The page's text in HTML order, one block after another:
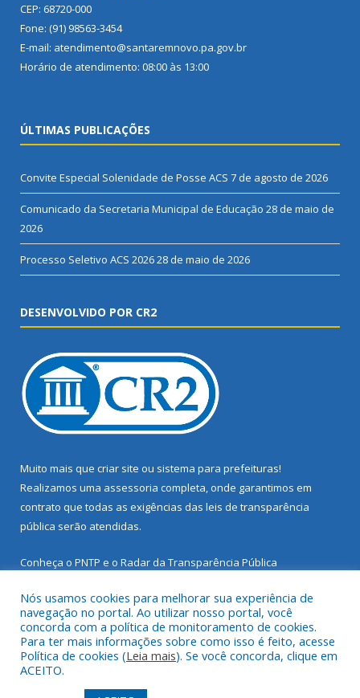
CEP: 68720-000
Fone: (91) 98563-3454
E-mail: atendimento@santaremnovo.pa.gov.br
Horário de atendimento: 08:00 às 13:00
ÚLTIMAS PUBLICAÇÕES
Convite Especial Solenidade de Posse ACS 7 de agosto de 2026
Comunicado da Secretaria Municipal de Educação 28 de maio de
2026
Processo Seletivo ACS 202628 de maio de 2026
DESENVOLVIDO POR CR2
Muito mais que criar site ou sistema para prefeituras!
Realizamos uma assessoria completa, onde garantimos em
contrato que todas as exigências das leis de transparência
pública serão atendidas.
Conheça o PNTP e o Radar da Transparência Pública
Todos os direitos reservados a Prefeitura Municipal de Santarém
Novo.
Nós usamos cookies para melhorar sua experiência de
navegação no portal. Ao utilizar nosso portal, você
concorda com a política de monitoramento de cookies.
Para ter mais informações sobre como isso é feito, acesse
Política de cookies (Leia mais). Se você concorda, clique em
ACEITO.